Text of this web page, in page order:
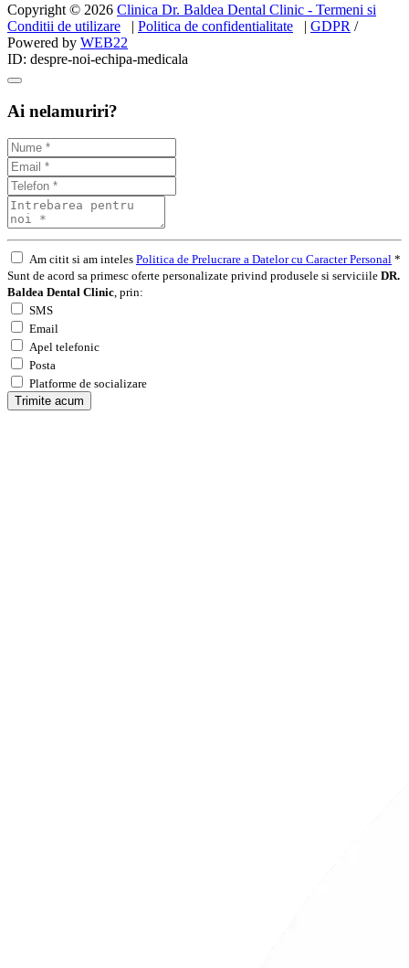
Copyright © 2026 Clinica Dr. Baldea Dental Clinic - Termeni si
Conditii de utilizare | Politica de confidentialitate | GDPR /
Powered by WEB22
ID: despre-noi-echipa-medicala
Ai nelamuriri?
Am citit si am inteles Politica de Prelucrare a Datelor cu Caracter Personal *
Sunt de acord sa primesc oferte personalizate privind produsele si serviciile DR.
Baldea Dental Clinic, prin:
SMS
Email
Apel telefonic
Posta
Platforme de socializare
Trimite acum